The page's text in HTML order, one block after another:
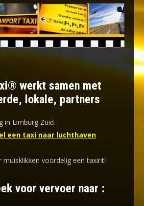
werkt samen met
lokale, partners
in Limburg Zuid.
een taxi naar luchthaven
muisklikken voordelig een taxirit!
voor vervoer naar :